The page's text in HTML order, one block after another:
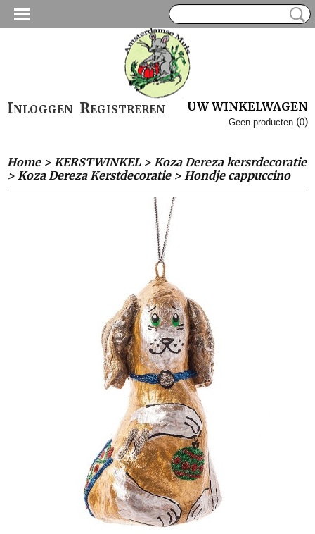
Inloggen Registreren UW WINKELWAGEN
Geen producten (0)
Home> KERSTWINKEL> Koza Dereza kersrdecoratie
> Koza Dereza Kerstdecoratie> Hondje cappuccino